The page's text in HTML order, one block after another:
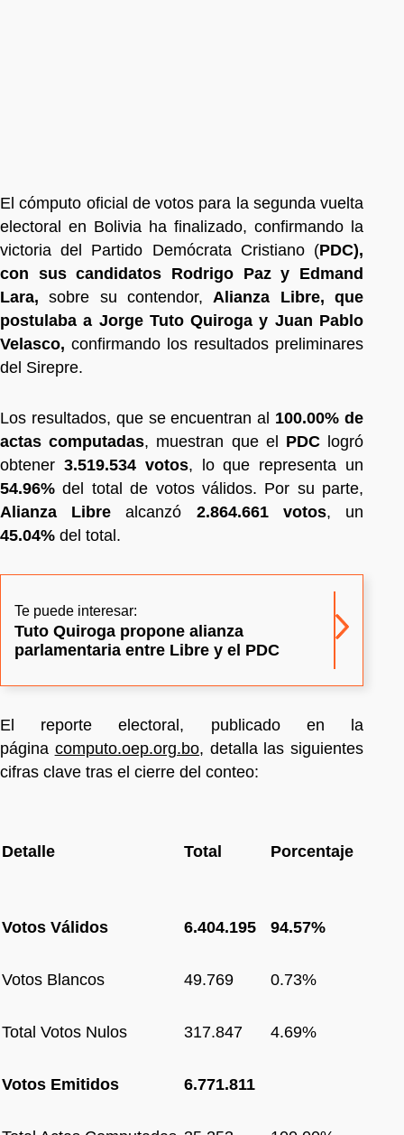
El cómputo oficial de votos para la segunda vuelta
electoral en Bolivia ha finalizado, confirmando la
victoria del Partido Demócrata Cristiano (PDC),
con sus candidatos Rodrigo Paz y Edmand
Lara, sobre su contendor, Alianza Libre, que
postulaba a Jorge Tuto Quiroga y Juan Pablo
Velasco, confirmando los resultados preliminares
del Sirepre.
Los resultados, que se encuentran al 100.00% de
actas computadas, muestran que el PDClogró
obtener 3.519.534 votos, lo que representa un
54.96% del total de votos válidos. Por su parte,
Alianza Libre alcanzó 2.864.661 votos, un
45.04% del total.
Te puede interesar:
Tuto Quiroga propone alianza
parlamentaria entre Libre y el PDC
El reporte electoral, publicado en la
página computo.oep.org.bo, detalla las siguientes
cifras clave tras el cierre del conteo:
Detalle Total Porcentaje
Votos Válidos 6.404.195 94.57%
Votos Blancos 49.769 0.73%
Total Votos Nulos 317.847 4.69%
Votos Emitidos 6.771.811